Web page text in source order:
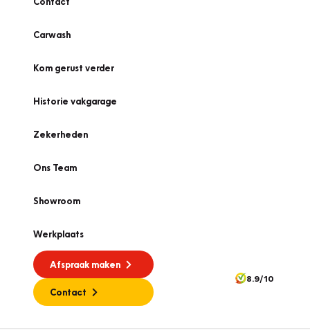
Carwash
Kom gerust verder
Historie vakgarage
Zekerheden
Ons Team
Showroom
Werkplaats
Afspraak maken
Contact
8.9/10